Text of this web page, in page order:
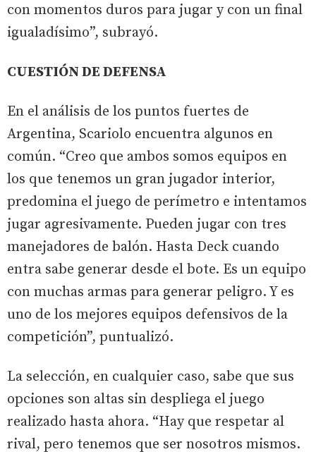
con momentos duros para jugar y con un final
igualadísimo”, subrayó.
CUESTIÓN DE DEFENSA
En el análisis de los puntos fuertes de
Argentina, Scariolo encuentra algunos en
común. “Creo que ambos somos equipos en
los que tenemos un gran jugador interior,
predomina el juego de perímetro e intentamos
jugar agresivamente. Pueden jugar con tres
manejadores de balón. Hasta Deck cuando
entra sabe generar desde el bote. Es un equipo
con muchas armas para generar peligro. Y es
uno de los mejores equipos defensivos de la
competición”, puntualizó.
La selección, en cualquier caso, sabe que sus
opciones son altas sin despliega el juego
realizado hasta ahora. “Hay que respetar al
rival, pero tenemos que ser nosotros mismos.